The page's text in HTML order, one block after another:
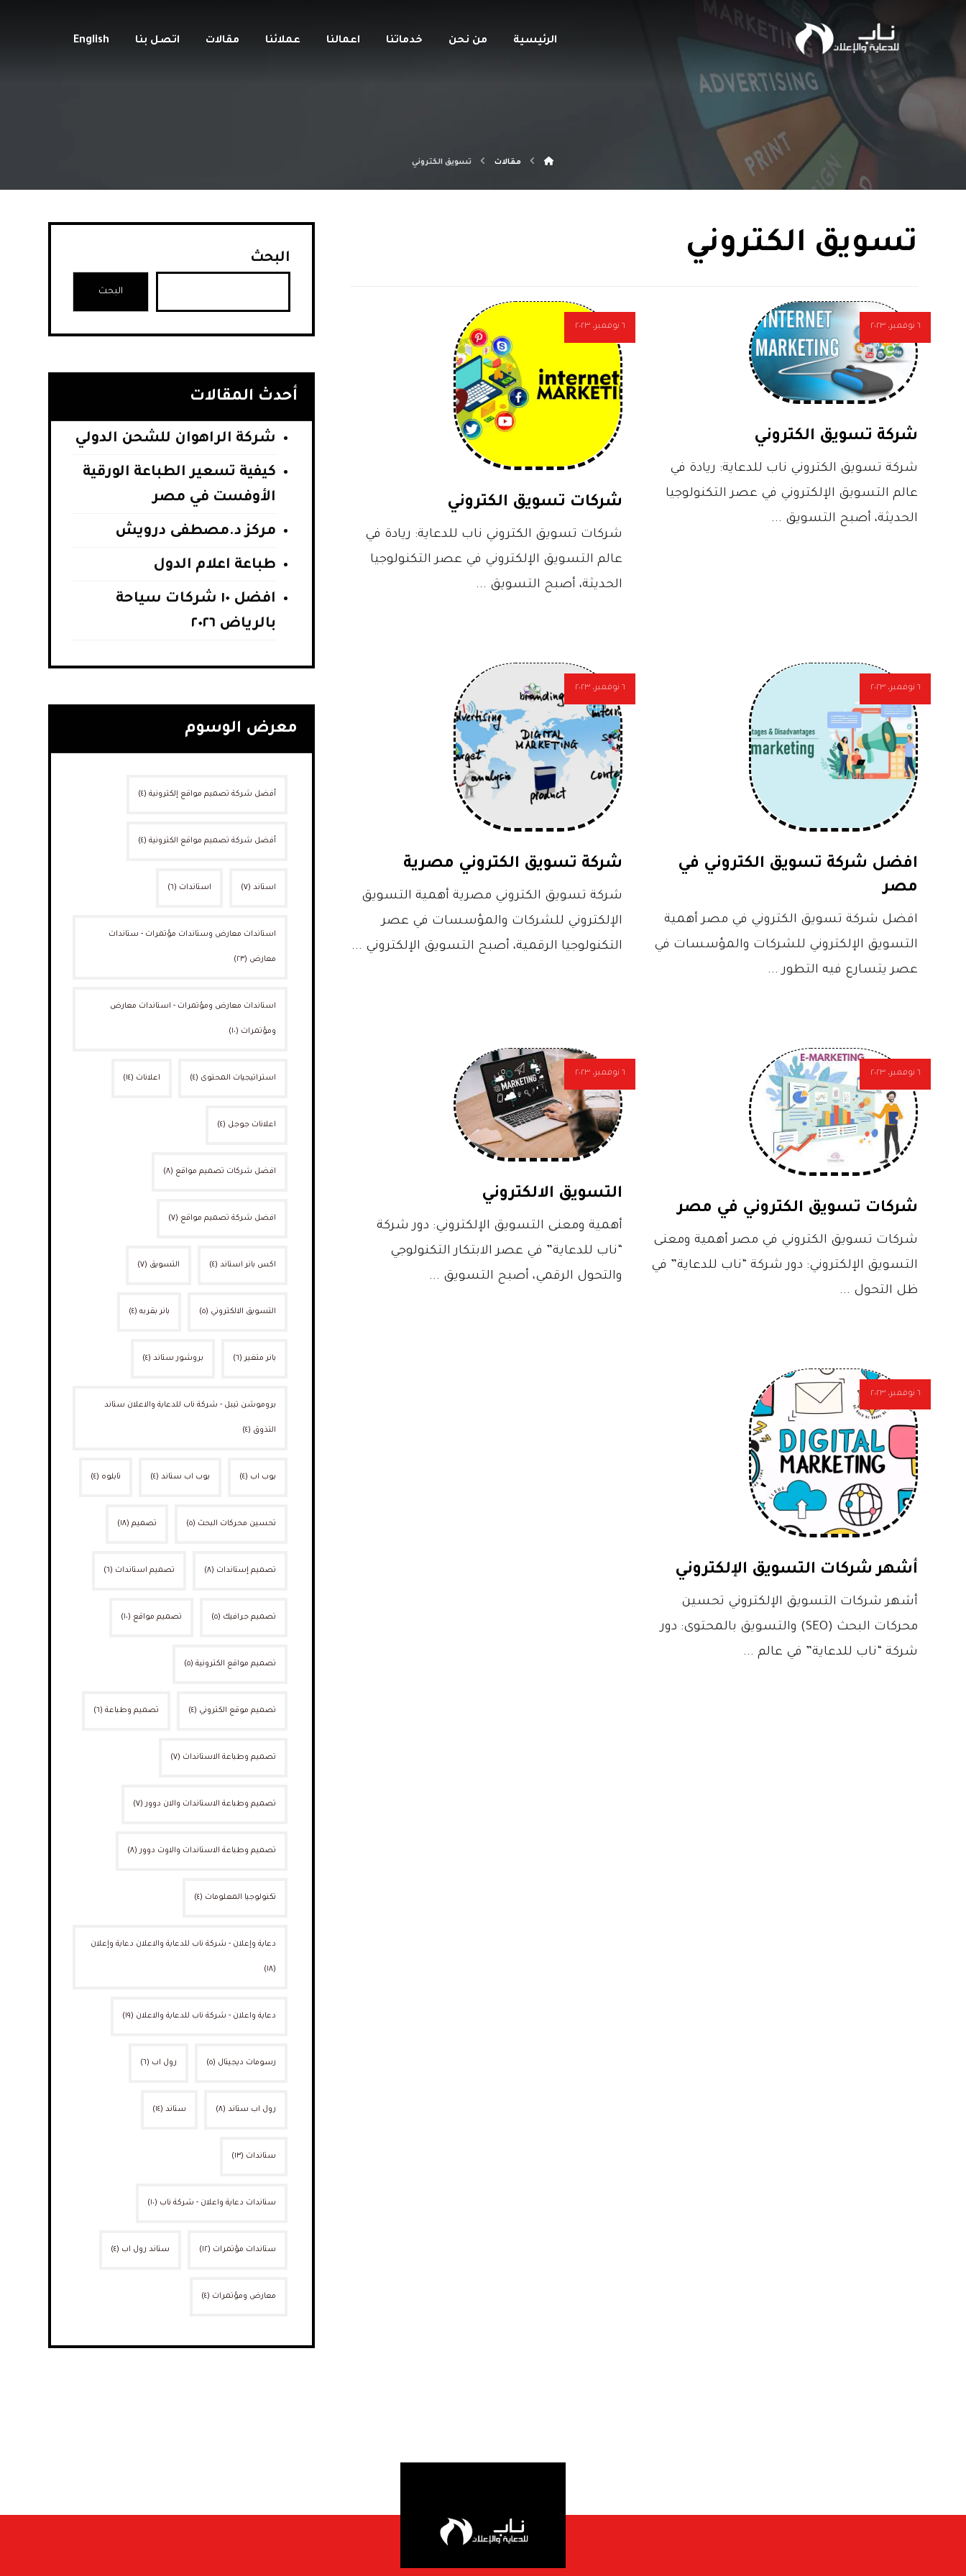
الرئيسية من نحن خدماتنا اعمالنا عملائنا مقالات اتصل بنا English
مقالات تسويق الكتروني
تسويق الكتروني
شركة تسويق الكتروني
٦ نوفمبر، ٢٠٢٣
شركة تسويق الكتروني ناب للدعاية: ريادة في
عالم التسويق الإلكتروني في عصر التكنولوجيا
الحديثة، أصبح التسويق ...
شركات تسويق الكتروني
٦ نوفمبر، ٢٠٢٣
شركات تسويق الكتروني ناب للدعاية: ريادة في
عالم التسويق الإلكتروني في عصر التكنولوجيا
الحديثة، أصبح التسويق ...
افضل شركة تسويق الكتروني في
مصر
٦ نوفمبر، ٢٠٢٣
افضل شركة تسويق الكتروني في مصر أهمية
التسويق الإلكتروني للشركات والمؤسسات في
عصر يتسارع فيه التطور ...
شركة تسويق الكتروني مصرية
٦ نوفمبر، ٢٠٢٣
شركة تسويق الكتروني مصرية أهمية التسويق
الإلكتروني للشركات والمؤسسات في عصر
التكنولوجيا الرقمية، أصبح التسويق الإلكتروني ...
شركات تسويق الكتروني في مصر
٦ نوفمبر، ٢٠٢٣
شركات تسويق الكتروني في مصر أهمية ومعنى
التسويق الإلكتروني: دور شركة “ناب للدعاية” في
ظل التحول ...
التسويق الالكتروني
٦ نوفمبر، ٢٠٢٣
أهمية ومعنى التسويق الإلكتروني: دور شركة
“ناب للدعاية” في عصر الابتكار التكنولوجي
والتحول الرقمي، أصبح التسويق ...
أشهر شركات التسويق الإلكتروني
٦ نوفمبر، ٢٠٢٣
أشهر شركات التسويق الإلكتروني تحسين
محركات البحث (SEO) والتسويق بالمحتوى: دور
شركة “ناب للدعاية” في عالم ...
البحث
البحث
أحدث المقالات
شركة الراهوان للشحن الدولي
كيفية تسعير الطباعة الورقية
الأوفست في مصر
مركز د.مصطفى درويش
طباعة اعلام الدول
افضل ١٠ شركات سياحة
بالرياض ٢٠٢٦
معرض الوسوم
أفضل شركة تصميم مواقع إلكترونية(٤)
أفضل شركة تصميم مواقع الكترونية(٤)
استاند(٧) استاندات (٦)
استاندات معارض وستاندات مؤتمرات - ستاندات
معارض (٢٣)
استاندات معارض ومؤتمرات - استاندات معارض
ومؤتمرات (١٠)
استراتيجيات المحتوى (٤) اعلانات (١٤)
اعلانات جوجل (٤)
افضل شركات تصميم مواقع (٨)
افضل شركة تصميم مواقع (٧)
اكس بانر استاند(٤) التسويق (٧)
التسويق الالكتروني (٥) بانر بقربه(٤)
بانر متغير (٦) بروشور ستاند(٤)
بروموشن تيبل - شركة ناب للدعاية والاعلان ستاند
التذوق (٤)
بوب اب (٤) بوب اب ستاند(٤) تابلوه (٤)
تحسين محركات البحث (٥) تصميم(١٨)
تصميم إستاندات (٨) تصميم استاندات (٦)
تصميم جرافيك (٥) تصميم مواقع (١٠)
تصميم مواقع الكترونية(٥)
تصميم موقع الكتروني (٤) تصميم وطباعة(٦)
تصميم وطباعة الاستاندات (٧)
تصميم وطباعة الاستاندات والان دوور (٧)
تصميم وطباعة الاستاندات والاوت دوور (٨)
تكنولوجيا المعلومات (٤)
دعاية وإعلان - شركة ناب للدعاية والاعلان دعاية وإعلان
(١٨)
دعاية واعلان - شركة ناب للدعاية والاعلان (١٩)
رسومات ديجيتال (٥) رول اب (٦)
رول اب ستاند(٨) ستاند(١٤)
ستاندات (١٣)
ستاندات دعاية واعلان - شركة ناب (١٠)
ستاندات مؤتمرات (١٢) ستاند رول اب (٤)
معارض ومؤتمرات (٤)